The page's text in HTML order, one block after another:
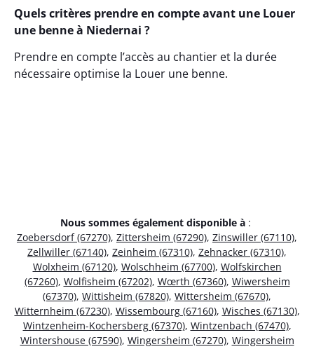
Quels critères prendre en compte avant une Louer
une benne à Niedernai ?
Prendre en compte l’accès au chantier et la durée
nécessaire optimise la Louer une benne.
Nous sommes également disponible à :
Zoebersdorf (67270), Zittersheim (67290), Zinswiller (67110),
Zellwiller (67140), Zeinheim (67310), Zehnacker (67310),
Wolxheim (67120), Wolschheim (67700), Wolfskirchen
(67260), Wolfisheim (67202), Wœrth (67360), Wiwersheim
(67370), Wittisheim (67820), Wittersheim (67670),
Witternheim (67230), Wissembourg (67160), Wisches (67130),
Wintzenheim-Kochersberg (67370), Wintzenbach (67470),
Wintershouse (67590), Wingersheim (67270), Wingersheim